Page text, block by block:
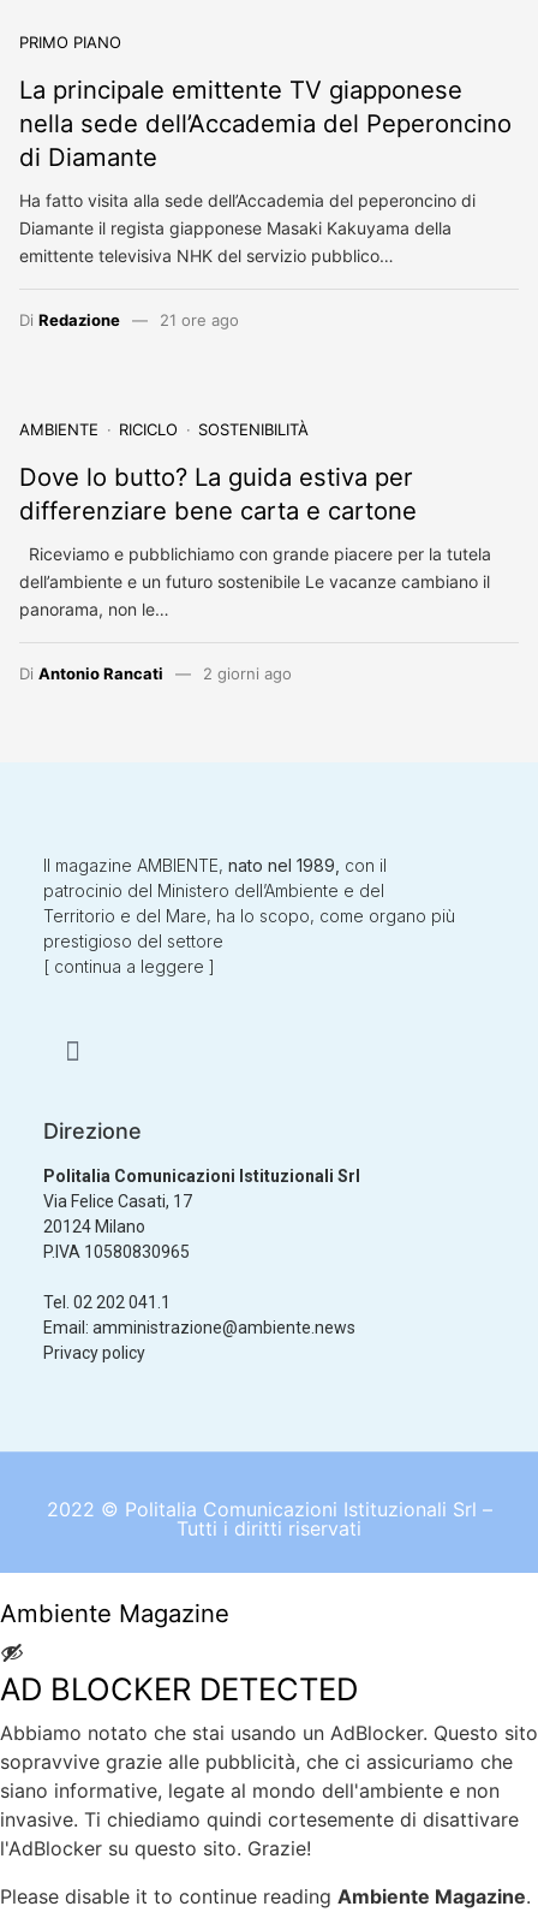
PRIMO PIANO
La principale emittente TV giapponese
nella sede dell’Accademia del Peperoncino
di Diamante
Ha fatto visita alla sede dell’Accademia del peperoncino di
Diamante il regista giapponese Masaki Kakuyama della
emittente televisiva NHK del servizio pubblico…
Di Redazione 21 ore ago
AMBIENTE RICICLO SOSTENIBILITÀ
Dove lo butto? La guida estiva per
differenziare bene carta e cartone
Riceviamo e pubblichiamo con grande piacere per la tutela
dell’ambiente e un futuro sostenibile Le vacanze cambiano il
panorama, non le…
Di Antonio Rancati 2 giorni ago
Il magazine AMBIENTE, nato nel 1989, con il
patrocinio del Ministero dell’Ambiente e del
Territorio e del Mare, ha lo scopo, come organo più
prestigioso del settore
[ continua a leggere ]
Direzione
Politalia Comunicazioni Istituzionali Srl
Via Felice Casati, 17
20124 Milano
P.IVA 10580830965
Tel. 02 202 041.1
Email: amministrazione@ambiente.news
Privacy policy
2022 © Politalia Comunicazioni Istituzionali Srl –
Tutti i diritti riservati
Ambiente Magazine
AD BLOCKER DETECTED
Abbiamo notato che stai usando un AdBlocker. Questo sito
sopravvive grazie alle pubblicità, che ci assicuriamo che
siano informative, legate al mondo dell'ambiente e non
invasive. Ti chiediamo quindi cortesemente di disattivare
l'AdBlocker su questo sito. Grazie!
Please disable it to continue reading Ambiente Magazine.